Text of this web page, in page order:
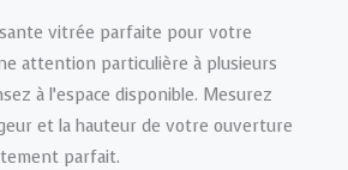
vitrée parfaite pour votre
attention particulière à plusieurs
à l’espace disponible. Mesurez
et la hauteur de votre ouverture
parfait.